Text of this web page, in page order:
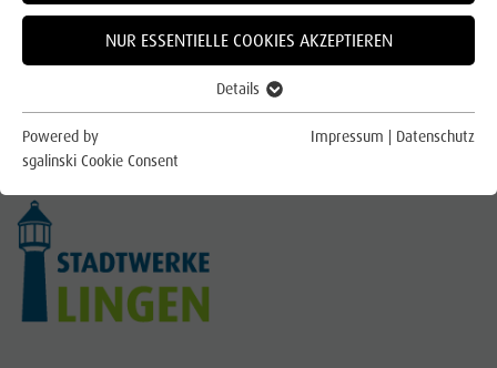
Photovoltaik
Für die Region
Kontakt
Unsere Fachabteilung prüft Ihre Anfrage und meldet
sich bei Ihnen.
NUR ESSENTIELLE COOKIES AKZEPTIEREN
Details
Powered by
sgalinski Cookie Consent
Impressum | Datenschutz